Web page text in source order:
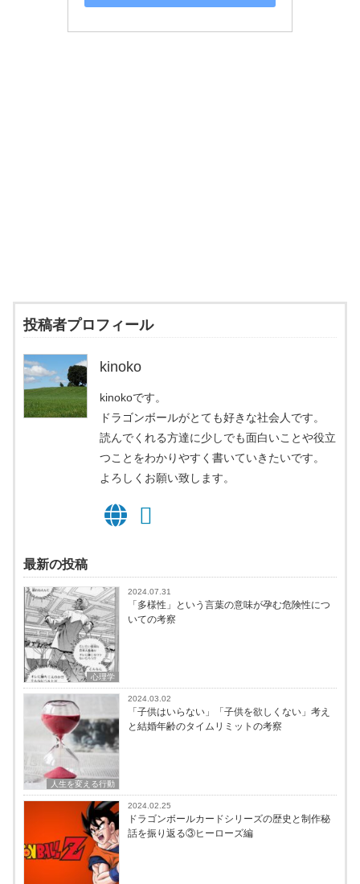
投稿者プロフィール
kinoko
kinokoです。
ドラゴンボールがとても好きな社会人です。
読んでくれる方達に少しでも面白いことや役立
つことをわかりやすく書いていきたいです。
よろしくお願い致します。
最新の投稿
心理学
2024.07.31
「多様性」という言葉の意味が孕む危険性につ
いての考察
人生を変える行動
2024.03.02
「子供はいらない」「子供を欲しくない」考え
と結婚年齢のタイムリミットの考察
2024.02.25
ドラゴンボールカードシリーズの歴史と制作秘
話を振り返る③ヒーローズ編